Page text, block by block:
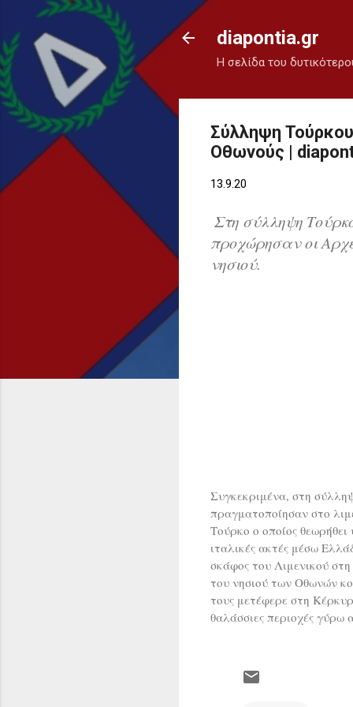
diapontia.gr
Η σελίδα του
Σύλληψη
Οθωνούς |
13.9.20
Στη σύλληψη
προχώρησαν οι
νησιού.
Συγκεκριμένα, στη
πραγματοποίησαν στο
Τούρκο ο οποίος
ιταλικές ακτές μέσω
σκάφος του Λιμενικού
του νησιού των Οθωνών
τους μετέφερε στη
θαλάσσιες περιοχές